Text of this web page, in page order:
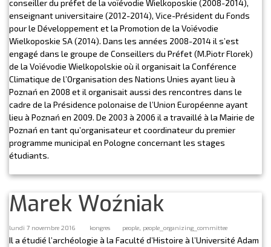
conseiller du préfet de la voïévodie Wielkoposkie (2008-2014),
enseignant universitaire (2012-2014), Vice-Président du Fonds
pour le Développement et la Promotion de la Voïévodie
Wielkoposkie SA (2014). Dans les années 2008-2014 il s’est
engagé dans le groupe de Conseillers du Préfet (M.Piotr Florek)
de la Voïévodie Wielkopolskie où il organisait la Conférence
Climatique de l’Organisation des Nations Unies ayant lieu à
Poznań en 2008 et il organisait aussi des rencontres dans le
cadre de la Présidence polonaise de l’Union Européenne ayant
lieu à Poznań en 2009. De 2003 à 2006 il a travaillé à la Mairie de
Poznań en tant qu’organisateur et coordinateur du premier
programme municipal en Pologne concernant les stages
étudiants.
Marek Woźniak
lundi 7 novembre 2016 kongres people, people_organizing_committee
Il a étudié l’archéologie à la Faculté d’Histoire à l’Université Adam